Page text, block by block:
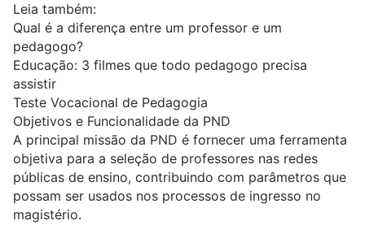
Leia também:
Qual é a diferença entre um professor e um
pedagogo?
Educação: 3 filmes que todo pedagogo precisa
assistir
Teste Vocacional de Pedagogia
Objetivos e Funcionalidade da PND
A principal missão da PND é fornecer uma ferramenta
objetiva para a seleção de professores nas redes
públicas de ensino, contribuindo com parâmetros que
possam ser usados nos processos de ingresso no
magistério.